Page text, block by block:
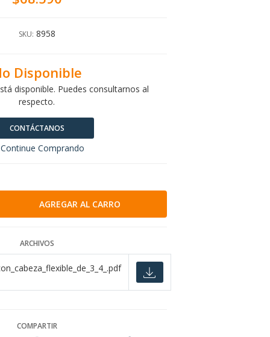
SKU: 8958
Disponible
disponible. Puedes consultarnos al
respecto.
CONTÁCTANOS
Comprando
ARCHIVOS
COMPARTIR